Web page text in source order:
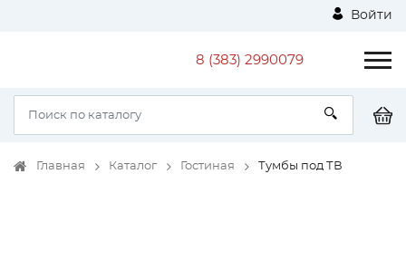
Войти
8 (383) 2990079
Главная Каталог Гостиная Тумбы под ТВ